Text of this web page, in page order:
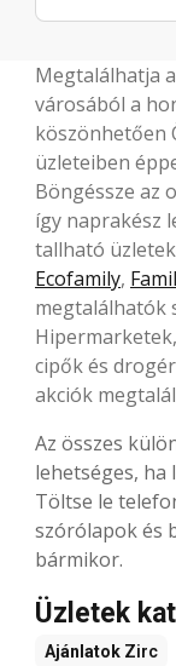
Megtalálhatja
városából a
köszönhetően
üzleteiben
Böngéssze az
így naprakész
tallható
Ecofamily,
megtalálhatók
cipők és
akciók
Az összes
lehetséges,
Töltse le
szórólapok és
bármikor.
Üzletek
Ajánlatok Zirc